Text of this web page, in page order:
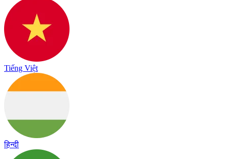
Tiếng Việt
हिन्दी